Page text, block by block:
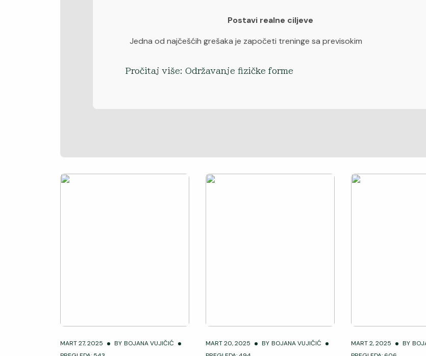
Postavi realne ciljeve
Jedna od najčešćih grešaka je započeti treninge sa previsokim
Pročitaj više: Održavanje fizičke forme
MART 27, 2025 BY BOJANA VUJIČIĆ
MART 20, 2025 BY BOJANA VUJIČIĆ
MART 2, 2025 BY